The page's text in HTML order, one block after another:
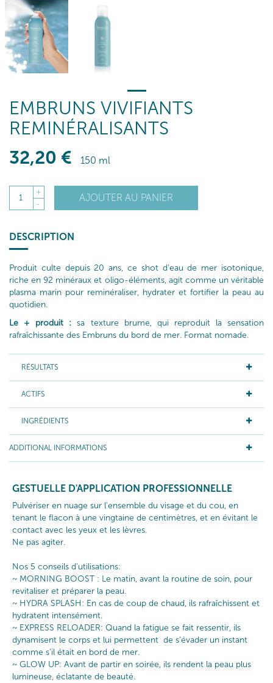
EMBRUNS VIVIFIANTS
REMINÉRALISANTS
32,20 € 150 ml
1
+
-
AJOUTER AU PANIER
DESCRIPTION
Produit culte depuis 20 ans, ce shot d’eau de mer isotonique,
riche en 92 minéraux et oligo-éléments, agit comme un véritable
plasma marin pour reminéraliser, hydrater et fortifier la peau au
quotidien.
Le + produit : sa texture brume, qui reproduit la sensation
rafraîchissante des Embruns du bord de mer. Format nomade.
RÉSULTATS
ACTIFS
INGRÉDIENTS
ADDITIONAL INFORMATIONS
GESTUELLE D'APPLICATION PROFESSIONNELLE
Pulvériser en nuage sur l'ensemble du visage et du cou, en
tenant le flacon à une vingtaine de centimètres, et en évitant le
contact avec les yeux et les lèvres.
Ne pas agiter.
Nos 5 conseils d’utilisations:
~ MORNING BOOST : Le matin, avant la routine de soin, pour
revitaliser et préparer la peau.
~ HYDRA SPLASH: En cas de coup de chaud, ils rafraîchissent et
hydratent intensément.
~ EXPRESS RELOADER: Quand la fatigue se fait ressentir, ils
dynamisent le corps et lui permettent de s’évader un instant
comme s’il était en bord de mer.
~ GLOW UP: Avant de partir en soirée, ils rendent la peau plus
lumineuse, éclatante de beauté.